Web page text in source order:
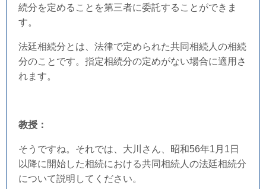
続分を定めることを第三者に委託することができま
す。
法廷相続分とは、法律で定められた共同相続人の相続
分のことです。指定相続分の定めがない場合に適用さ
れます。
教授：
そうですね。それでは、大川さん、昭和56年1月1日
以降に開始した相続における共同相続人の法廷相続分
について説明してください。